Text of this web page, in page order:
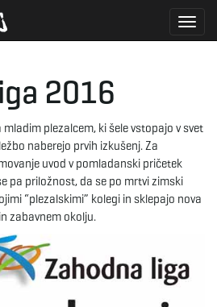
2016
plezalcem, ki šele vstopajo v svet
naberejo prvih izkušenj. Za
uvod v pomladanski pričetek
pa priložnost, da se po mrtvi zimski
“plezalskimi” kolegi in sklepajo nova
zabavnem okolju.